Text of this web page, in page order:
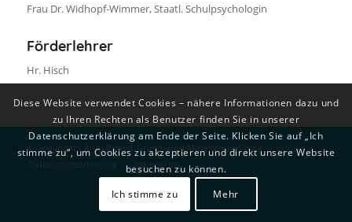
Frau Dr. Widhopf-Wimmer, Staatl. Schulpsychologin
Förderlehrer
Hr. Hisch
© Copyright - Anni-Pickert-Grund- und Mittelschule Poing
Datenschutzerklärung
Impressum
Diese Website verwendet Cookies – nähere Informationen dazu und
zu Ihren Rechten als Benutzer finden Sie in unserer
Datenschutzerklärung am Ende der Seite. Klicken Sie auf „Ich
stimme zu“, um Cookies zu akzeptieren und direkt unsere Website
besuchen zu können.
Ich stimme zu
Mehr